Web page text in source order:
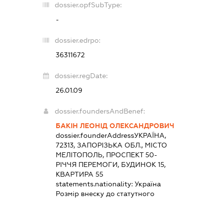
dossier.opfSubType:
-
dossier.edrpo:
36311672
dossier.regDate:
26.01.09
dossier.foundersAndBenef:
БАКІН ЛЕОНІД ОЛЕКСАНДРОВИЧ
dossier.founderAddressУКРАЇНА,
72313, ЗАПОРІЗЬКА ОБЛ., МІСТО
МЕЛІТОПОЛЬ, ПРОСПЕКТ 50-
РІЧЧЯ ПЕРЕМОГИ, БУДИНОК 15,
КВАРТИРА 55
statements.nationality: Україна
Розмір внеску до статутного